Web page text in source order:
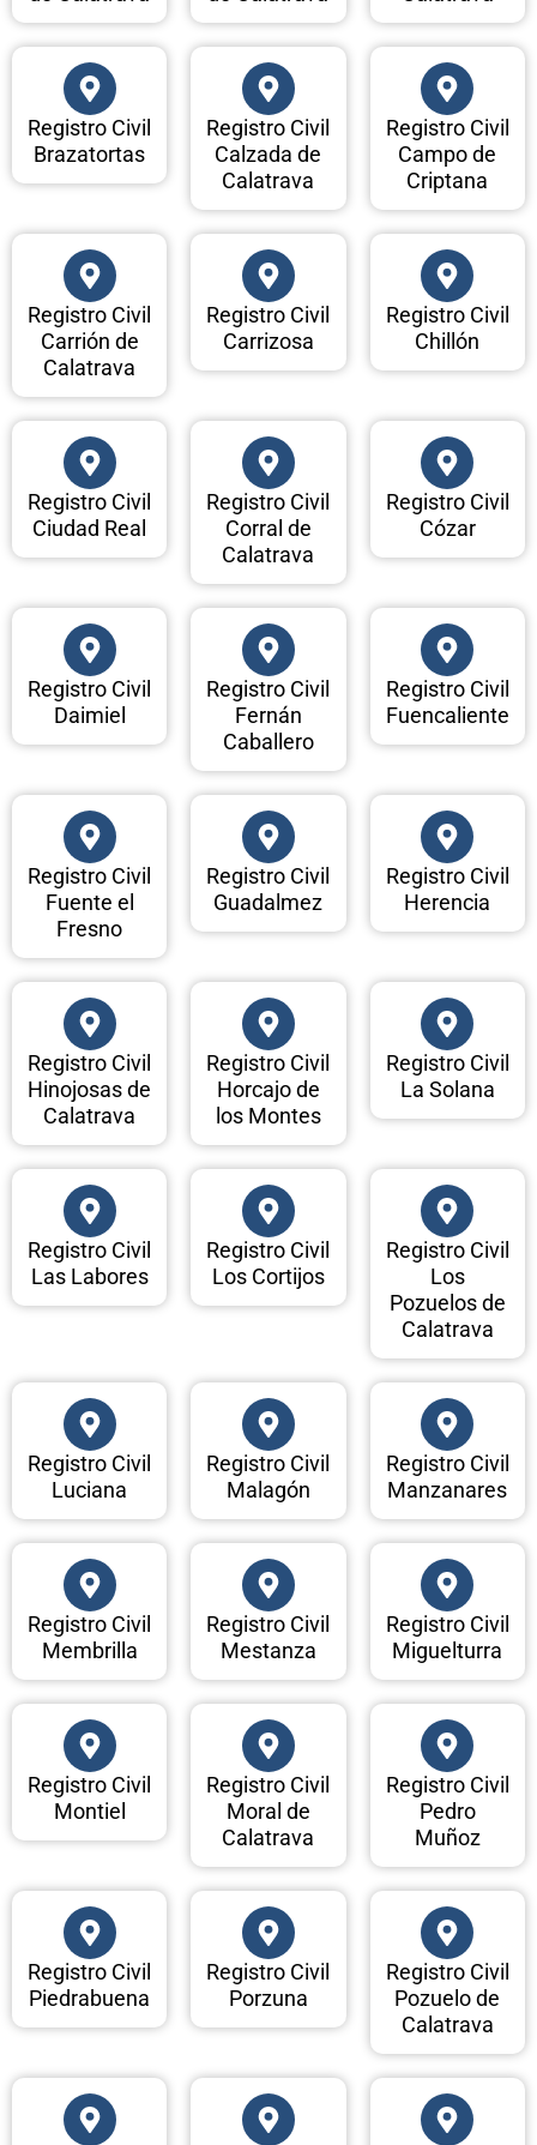
Registro Civil
Brazatortas
Registro Civil
Calzada de
Calatrava
Registro Civil
Campo de
Criptana
Registro Civil
Carrión de
Calatrava
Registro Civil
Carrizosa
Registro Civil
Chillón
Registro Civil
Ciudad Real
Registro Civil
Corral de
Calatrava
Registro Civil
Cózar
Registro Civil
Daimiel
Registro Civil
Fernán
Caballero
Registro Civil
Fuencaliente
Registro Civil
Fuente el
Fresno
Registro Civil
Guadalmez
Registro Civil
Herencia
Registro Civil
Hinojosas de
Calatrava
Registro Civil
Horcajo de
los Montes
Registro Civil
La Solana
Registro Civil
Las Labores
Registro Civil
Los Cortijos
Registro Civil
Los
Pozuelos de
Calatrava
Registro Civil
Luciana
Registro Civil
Malagón
Registro Civil
Manzanares
Registro Civil
Membrilla
Registro Civil
Mestanza
Registro Civil
Miguelturra
Registro Civil
Montiel
Registro Civil
Moral de
Calatrava
Registro Civil
Pedro
Muñoz
Registro Civil
Piedrabuena
Registro Civil
Porzuna
Registro Civil
Pozuelo de
Calatrava